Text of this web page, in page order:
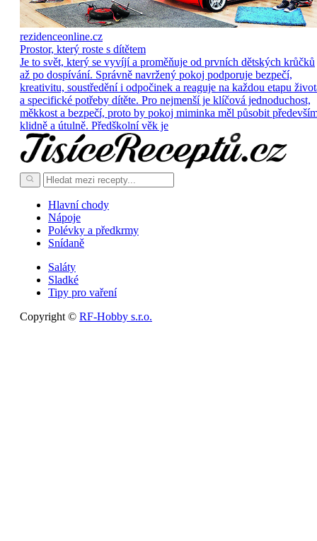
rezidenceonline.cz
Prostor, který roste s dítětem
Je to svět, který se vyvíjí a proměňuje od prvních dětských krůčků
až po dospívání. Správně navržený pokoj podporuje bezpečí,
kreativitu, soustředění i odpočinek a reaguje na každou etapu
a specifické potřeby dítěte. Pro nejmenší je klíčová jednoduchost,
měkkost a bezpečí, proto by pokoj miminka měl působit
klidně a útulně. Předškolní věk je
Hlavní chody
Nápoje
Polévky a předkrmy
Snídaně
Saláty
Sladké
Tipy pro vaření
Copyright © RF-Hobby s.r.o.